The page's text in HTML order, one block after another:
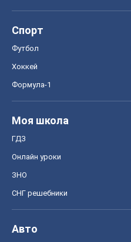
Спорт
Футбол
Хоккей
Формула-1
Моя школа
ГДЗ
Онлайн уроки
ЗНО
СНГ решебники
Авто